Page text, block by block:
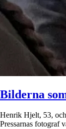
Bilderna
Henrik Hjelt, 53,
Pressarnas fotograf